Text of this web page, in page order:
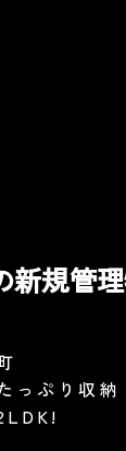
新規管
っぷり収納